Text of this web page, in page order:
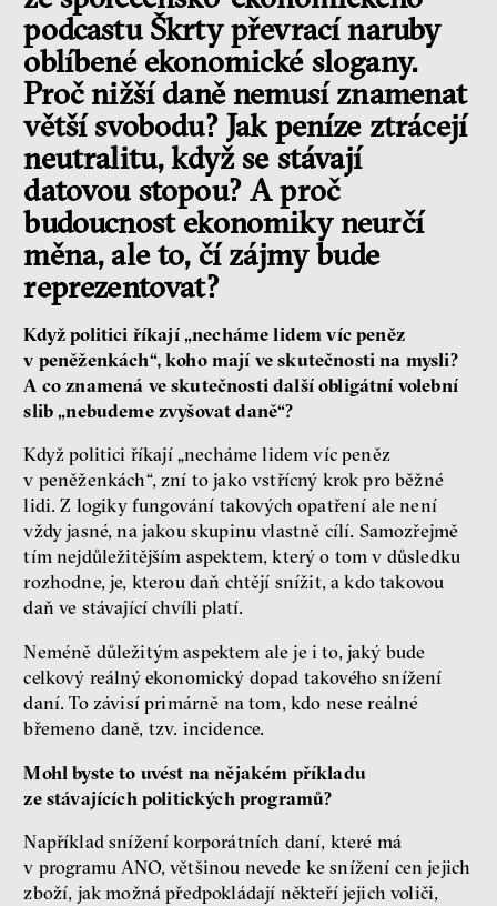
podcastu Škrty převrací naruby
oblíbené ekonomické slogany.
Proč nižší daně nemusí znamenat
větší svobodu? Jak peníze ztrácejí
neutralitu, když se stávají
datovou stopou? A proč
budoucnost ekonomiky neurčí
měna, ale to, čí zájmy bude
reprezentovat?
Když politici říkají „necháme lidem víc peněz
v peněženkách“, koho mají ve skutečnosti na mysli?
A co znamená ve skutečnosti další obligátní volební
slib „nebudeme zvyšovat daně“?
Když politici říkají „necháme lidem víc peněz
v peněženkách“, zní to jako vstřícný krok pro běžné
lidi. Z logiky fungování takových opatření ale není
vždy jasné, na jakou skupinu vlastně cílí. Samozřejmě
tím nejdůležitějším aspektem, který o tom v důsledku
rozhodne, je, kterou daň chtějí snížit, a kdo takovou
daň ve stávající chvíli platí.
Neméně důležitým aspektem ale je i to, jaký bude
celkový reálný ekonomický dopad takového snížení
daní. To závisí primárně na tom, kdo nese reálné
břemeno daně, tzv. incidence.
Mohl byste to uvést na nějakém příkladu
ze stávajících politických programů?
Například snížení korporátních daní, které má
v programu ANO, většinou nevede ke snížení cen jejich
zboží, jak možná předpokládají někteří jejich voliči,